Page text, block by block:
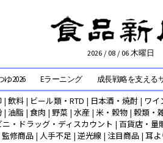
2026 / 08 / 06 木曜日
2026 Eラーニング 成長戦略を支える
| 飲料 | ビール類・RTD | 日本酒・焼酎 | ワイ
| 油脂 | 食肉 | 野菜 | 水産 | 米・穀物 | 穀類・
ニ・ドラッグ・ディスカウント | 百貨店・量
修商品 | 人手不足 | 逆光線 | 注目商品 | 耳